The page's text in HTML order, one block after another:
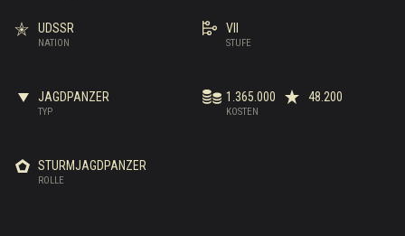
NATION
UDSSR
STUFE
VII
TYP
JAGDPANZER
KOSTEN
1.365.000 48.200
ROLLE
STURMJAGDPANZER